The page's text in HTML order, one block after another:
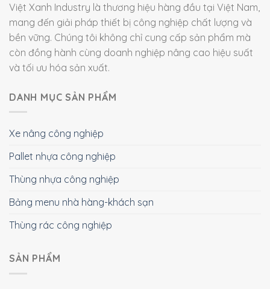
Việt Xanh Industry là thương hiệu hàng đầu tại Việt Nam,
mang đến giải pháp thiết bị công nghiệp chất lượng và
bền vững. Chúng tôi không chỉ cung cấp sản phẩm mà
còn đồng hành cùng doanh nghiệp nâng cao hiệu suất
và tối ưu hóa sản xuất.
DANH MỤC SẢN PHẨM
Xe nâng công nghiệp
Pallet nhựa công nghiệp
Thùng nhựa công nghiệp
Bảng menu nhà hàng-khách sạn
Thùng rác công nghiệp
SẢN PHẨM